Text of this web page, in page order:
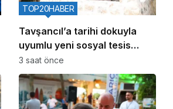
Tavşancıl’a tarihi dokuyla
uyumlu yeni sosyal tesis
geliyor
TOP20HABER
3 saat önce